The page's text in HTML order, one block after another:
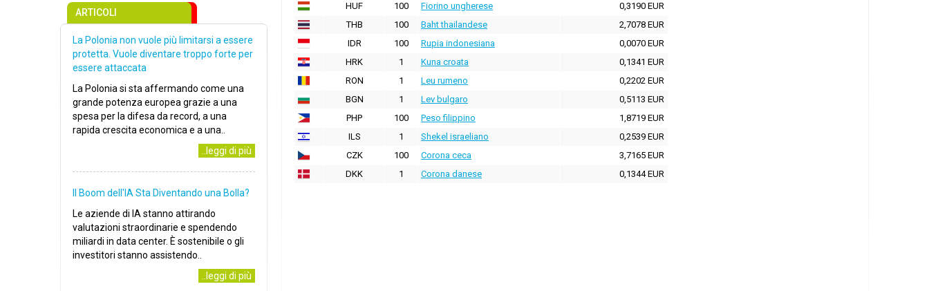
HUF
100 Fiorino ungherese
0,3190 EUR
THB
100 Baht thailandese
2,7078 EUR
IDR
100 Rupia indonesiana
0,0070 EUR
HRK
1 Kuna croata
0,1341 EUR
RON
1 Leu rumeno
0,2202 EUR
BGN
1 Lev bulgaro
0,5113 EUR
PHP
100 Peso filippino
1,8719 EUR
ILS
1 Shekel israeliano
0,2539 EUR
CZK
100 Corona ceca
3,7165 EUR
DKK
1 Corona danese 0,1344 EUR
ARTICOLI
La Polonia non vuole più limitarsi a essere
protetta. Vuole diventare troppo forte per
essere attaccata
La Polonia si sta affermando come una
grande potenza europea grazie a una
spesa per la difesa da record, a una
rapida crescita economica e a una..
..leggi di più
Il Boom dell'IA Sta Diventando una Bolla?
Le aziende di IA stanno attirando
valutazioni straordinarie e spendendo
miliardi in data center. È sostenibile o gli
investitori stanno assistendo..
..leggi di più